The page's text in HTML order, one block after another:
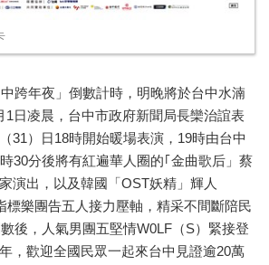
跨年夜」倒數計時，明晚將於台中水湳
1日凌晨，台中市政府新聞局長欒治誼表
31）日18時開始暖場表演， 19時由台中
時30分後將有紅遍華人圈的｢金曲歌后」蔡
演出，以及韓國「OST妖精」輝人
標樂團告五人接力壓軸，精采不間斷陪民
數後，人氣男團五堅情W0LF （S）緊接登
，歡迎全國民眾一起來台中見證逾20萬